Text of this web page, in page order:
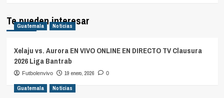
Te pueden interesar
Guatemala Noticias
Xelaju vs. Aurora EN VIVO ONLINE EN DIRECTO TV Clausura
2026 Liga Bantrab
Futbolenvivo 19 enero, 2026 0
Guatemala Noticias